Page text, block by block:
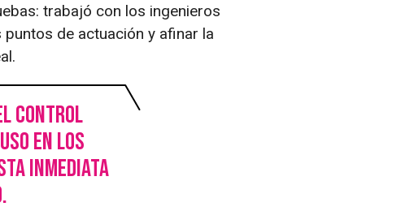
trabajó con los ingenieros
de actuación y afinar la
el control
en los
inmediata